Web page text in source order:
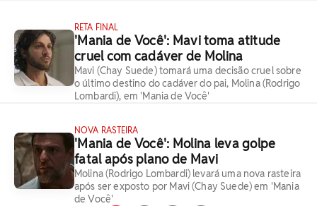
RETA FINAL
'Mania de Você': Mavi toma atitude
cruel com cadáver de Molina
Mavi (Chay Suede) tomará uma decisão cruel sobre
o último destino do cadáver do pai, Molina (Rodrigo
Lombardi), em 'Mania de Você'
NOVA RASTEIRA
'Mania de Você': Molina leva golpe
fatal após plano de Mavi
Molina (Rodrigo Lombardi) levará uma nova rasteira
após ser exposto por Mavi (Chay Suede) em 'Mania
de Você'